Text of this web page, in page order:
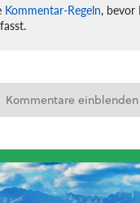
Kommentar-Regeln, bevor
Kommentare einblenden